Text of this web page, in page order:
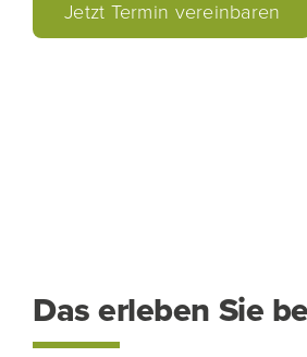
Jetzt Termin vereinbaren
Das erleben Sie